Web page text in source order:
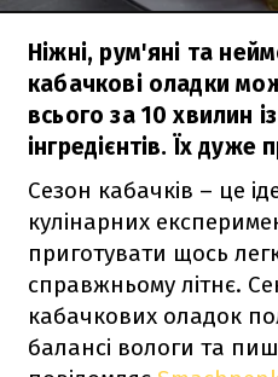
Ніжні, рум'яні та
кабачкові оладки
всього за 10 хвилин
інгредієнтів. Їх дуже
Сезон кабачків – це
кулінарних
приготувати щось
справжньому літнє.
кабачкових оладок
балансі вологи та